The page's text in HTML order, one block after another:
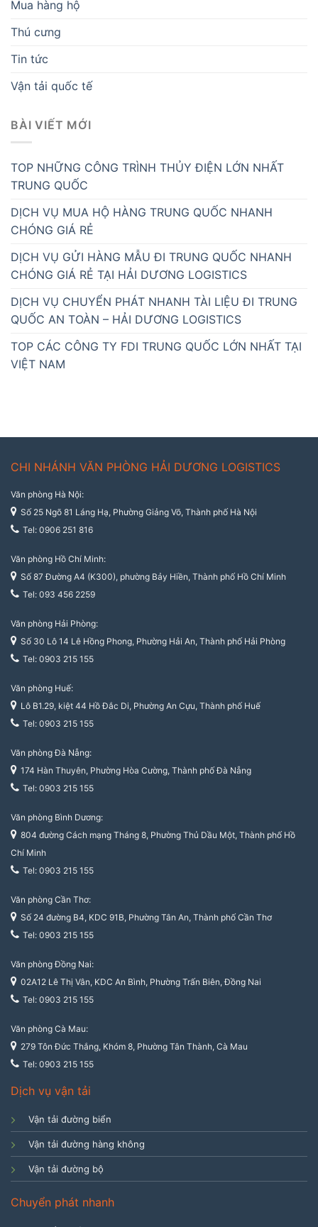
Mua hàng hộ
Thú cưng
Tin tức
Vận tải quốc tế
BÀI VIẾT MỚI
TOP NHỮNG CÔNG TRÌNH THỦY ĐIỆN LỚN NHẤT
TRUNG QUỐC
DỊCH VỤ MUA HỘ HÀNG TRUNG QUỐC NHANH
CHÓNG GIÁ RẺ
DỊCH VỤ GỬI HÀNG MẪU ĐI TRUNG QUỐC NHANH
CHÓNG GIÁ RẺ TẠI HẢI DƯƠNG LOGISTICS
DỊCH VỤ CHUYỂN PHÁT NHANH TÀI LIỆU ĐI TRUNG
QUỐC AN TOÀN – HẢI DƯƠNG LOGISTICS
TOP CÁC CÔNG TY FDI TRUNG QUỐC LỚN NHẤT TẠI
VIỆT NAM
CHI NHÁNH VĂN PHÒNG HẢI DƯƠNG LOGISTICS
Văn phòng Hà Nội:
Số 25 Ngõ 81 Láng Hạ, Phường Giảng Võ, Thành phố Hà Nội
Tel: 0906 251 816
Văn phòng Hồ Chí Minh:
Số 87 Đường A4 (K300), phường Bảy Hiền, Thành phố Hồ Chí Minh
Tel: 093 456 2259
Văn phòng Hải Phòng:
Số 30 Lô 14 Lê Hồng Phong, Phường Hải An, Thành phố Hải Phòng
Tel: 0903 215 155
Văn phòng Huế:
Lô B1.29, kiệt 44 Hồ Đắc Di, Phường An Cựu, Thành phố Huế
Tel: 0903 215 155
Văn phòng Đà Nẵng:
174 Hàn Thuyên, Phường Hòa Cường, Thành phố Đà Nẵng
Tel: 0903 215 155
Văn phòng Bình Dương:
804 đường Cách mạng Tháng 8, Phường Thủ Dầu Một, Thành phố Hồ
Chí Minh
Tel: 0903 215 155
Văn phòng Cần Thơ:
Số 24 đường B4, KDC 91B, Phường Tân An, Thành phố Cần Thơ
Tel: 0903 215 155
Văn phòng Đồng Nai:
02A12 Lê Thị Vân, KDC An Bình, Phường Trấn Biên, Đồng Nai
Tel: 0903 215 155
Văn phòng Cà Mau:
279 Tôn Đức Thắng, Khóm 8, Phường Tân Thành, Cà Mau
Tel: 0903 215 155
Dịch vụ vận tải
Vận tải đường biển
Vận tải đường hàng không
Vận tải đường bộ
Chuyển phát nhanh